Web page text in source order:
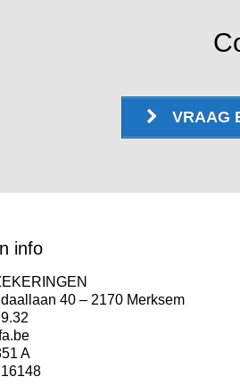
VRAAG
info
40 – 2170 Merksem
A